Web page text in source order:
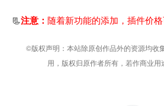
📃注意： 随着新功能的添加，插件价格
©版权声明：本站除原创作品外的资源均收
用，版权归原作者所有，若作商业用